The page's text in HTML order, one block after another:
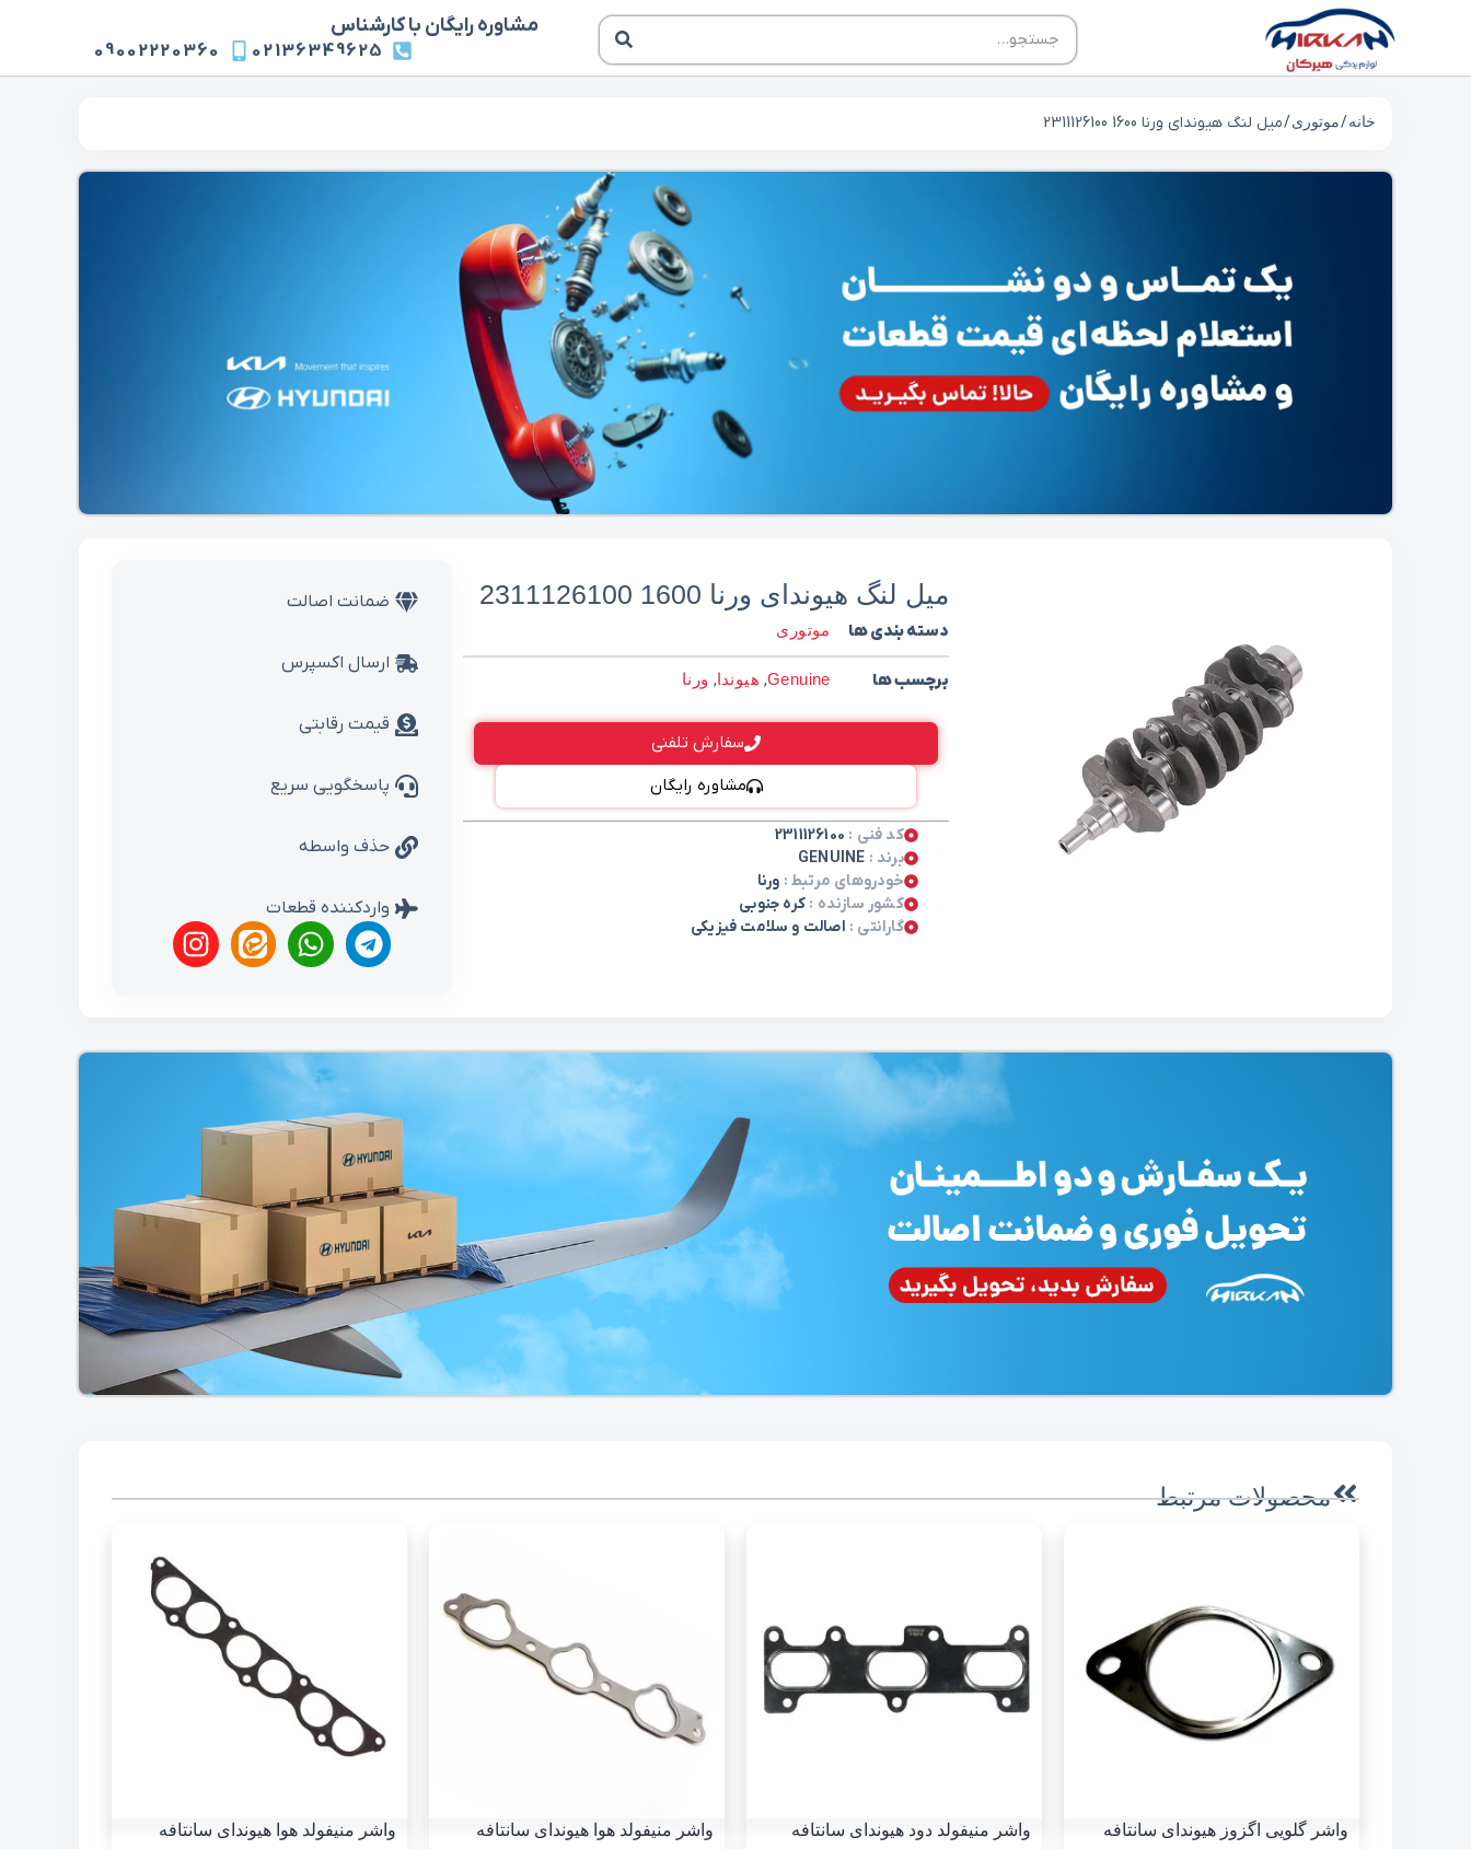
مشاوره رایگان با کارشناس
02136349625
09002220360
خانه/موتوری/ میل لنگ هیوندای ورنا 1600 2311126100
میل لنگ هیوندای ورنا 1600 2311126100
دسته بندی ها موتوری
برچسب ها Genuine
, هیوندا, ورنا
سفارش تلفنی
مشاوره رایگان
کد فنی : 2311126100
برند : GENUINE
خودروهای مرتبط : ورنا
کشور سازنده :کره جنوبی
گارانتی : اصالت و سلامت فیزیکی
ضمانت اصالت
ارسال اکسپرس
قیمت رقابتی
پاسخگویی سریع
حذف واسطه
واردکننده قطعات
محصولات مرتبط
واشر گلویی اگزوز هیوندای سانتافه
واشر منیفولد دود هیوندای سانتافه
واشر منیفولد هوا هیوندای سانتافه
واشر منیفولد هوا هیوندای سانتافه